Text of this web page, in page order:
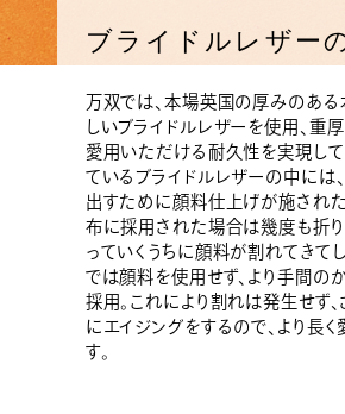
ブライドルレザー
万双では、本場英国の厚みのあ
しいブライドルレザーを使用、重
愛用いただける耐久性を実現して
ているブライドルレザーの中には
出すために顔料仕上げが施された
布に採用された場合は幾度も折
っていくうちに顔料が割れてきて
では顔料を使用せず、より手間の
採用。これにより割れは発生せず
にエイジングをするので、より長
す。